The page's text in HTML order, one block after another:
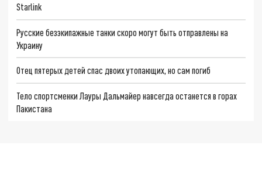
Starlink
Русские безэкипажные танки скоро могут быть отправлены на
Украину
Отец пятерых детей спас двоих утопающих, но сам погиб
Тело спортсменки Лауры Дальмайер навсегда останется в горах
Пакистана